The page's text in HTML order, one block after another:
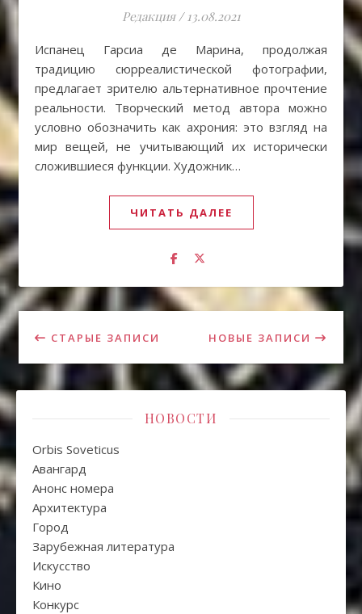
Редакция / 13.08.2021
Испанец Гарсиа де Марина, продолжая
традицию сюрреалистической фотографии,
предлагает зрителю альтернативное прочтение
реальности. Творческий метод автора можно
условно обозначить как ахрония: это взгляд на
мир вещей, не учитывающий их исторически
сложившиеся функции. Художник…
ЧИТАТЬ ДАЛЕЕ
СТАРЫЕ ЗАПИСИ НОВЫЕ ЗАПИСИ
НОВОСТИ
Orbis Soveticus
Авангард
Анонс номера
Архитектура
Город
Зарубежная литература
Искуcство
Кино
Конкурс